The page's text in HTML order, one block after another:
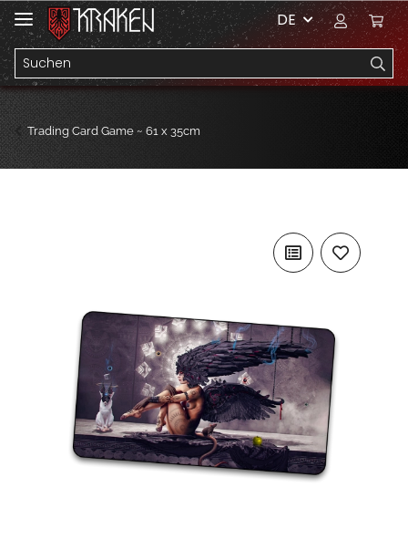
DE
Trading Card Game ~ 61 x 35cm